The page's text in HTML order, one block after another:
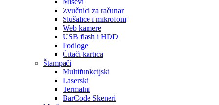
Zvučnici za računar
Slušalice i mikrofoni
Web kamere
USB flash i HDD
Podloge
Čitači kartica
Štampači
Multifunkcijski
Laserski
Termalni
BarCode Skeneri